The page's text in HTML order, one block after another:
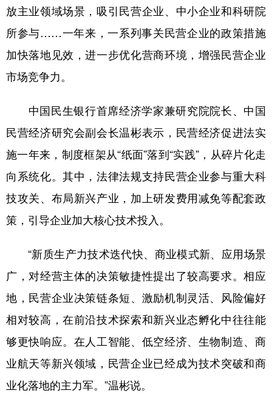
放主业领域场景，吸引民营企业、中小企业和科研院
所参与……一年来，一系列事关民营企业的政策措施
加快落地见效，进一步优化营商环境，增强民营企业
市场竞争力。
中国民生银行首席经济学家兼研究院院长、中国
民营经济研究会副会长温彬表示，民营经济促进法实
施一年来，制度框架从“纸面”落到“实践”，从碎片化走
向系统化。其中，法律法规支持民营企业参与重大科
技攻关、布局新兴产业，加上研发费用减免等配套政
策，引导企业加大核心技术投入。
“新质生产力技术迭代快、商业模式新、应用场景
广，对经营主体的决策敏捷性提出了较高要求。相应
地，民营企业决策链条短、激励机制灵活、风险偏好
相对较高，在前沿技术探索和新兴业态孵化中往往能
够更快响应。在人工智能、低空经济、生物制造、商
业航天等新兴领域，民营企业已经成为技术突破和商
业化落地的主力军。”温彬说。